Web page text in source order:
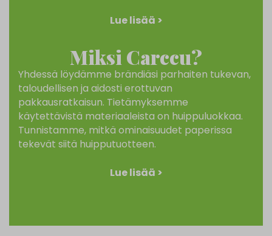
Lue lisää >
Miksi Carccu?
Yhdessä löydämme brändiäsi parhaiten tukevan,
taloudellisen ja aidosti erottuvan
pakkausratkaisun. Tietämyksemme
käytettävistä materiaaleista on huippuluokkaa.
Tunnistamme, mitkä ominaisuudet paperissa
tekevät siitä huipputuotteen.
Lue lisää >